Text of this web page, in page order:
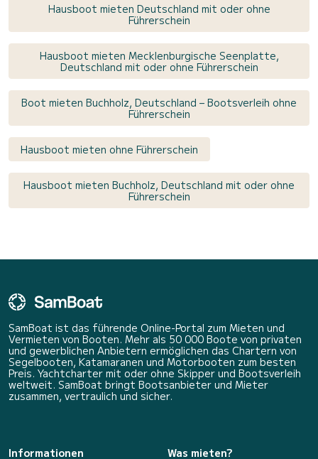
Hausboot mieten Deutschland mit oder ohne
Führerschein
Hausboot mieten Mecklenburgische Seenplatte,
Deutschland mit oder ohne Führerschein
Boot mieten Buchholz, Deutschland – Bootsverleih ohne
Führerschein
Hausboot mieten ohne Führerschein
Hausboot mieten Buchholz, Deutschland mit oder ohne
Führerschein
SamBoat ist das führende Online-Portal zum Mieten und
Vermieten von Booten. Mehr als 50 000 Boote von privaten
und gewerblichen Anbietern ermöglichen das Chartern von
Segelbooten, Katamaranen und Motorbooten zum besten
Preis. Yachtcharter mit oder ohne Skipper und Bootsverleih
weltweit. SamBoat bringt Bootsanbieter und Mieter
zusammen, vertraulich und sicher.
Informationen
Was mieten?